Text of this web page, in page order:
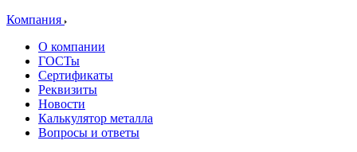
Компания
О компании
ГОСТы
Сертификаты
Реквизиты
Новости
Калькулятор металла
Вопросы и ответы